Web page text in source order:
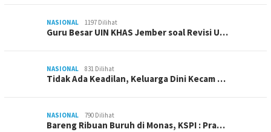
NASIONAL 1197 Dilihat
Guru Besar UIN KHAS Jember soal Revisi U…
NASIONAL 831 Dilihat
Tidak Ada Keadilan, Keluarga Dini Kecam …
NASIONAL 790 Dilihat
Bareng Ribuan Buruh di Monas, KSPI : Pra…